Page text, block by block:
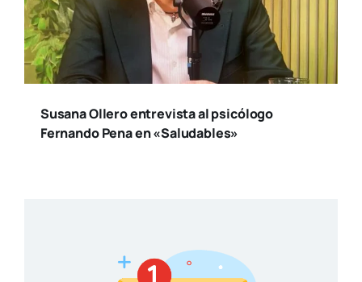
Susana Ollero entrevista al psicólogo
Fernando Pena en «Saludables»